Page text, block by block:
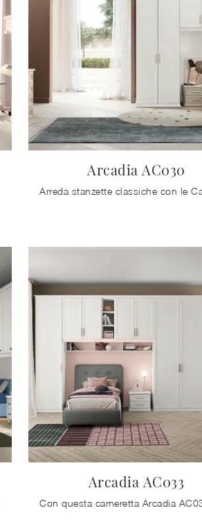
Arcadia AC030
Arcadia AC033